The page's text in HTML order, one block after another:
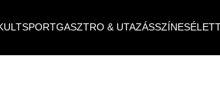
SPORTGASZTRO & UTAZÁSSZÍNESÉLET